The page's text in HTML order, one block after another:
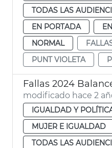
TODAS LAS
EN PORTADA
NORMAL
PUNT VIOLETA
Fallas 2024
modificado hace 2
IGUALDAD Y
MUJER E IGUALDAD
TODAS LAS